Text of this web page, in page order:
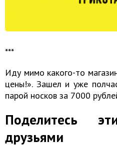
***
Иду мимо какого-то
цены!». Зашел и уже
парой носков за 7000
Поделитесь
друзьями